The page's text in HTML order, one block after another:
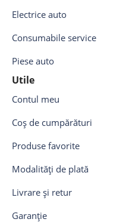
Electrice auto
Consumabile service
Piese auto
Utile
Contul meu
Coș de cumpărături
Produse favorite
Modalități de plată
Livrare și retur
Garanție